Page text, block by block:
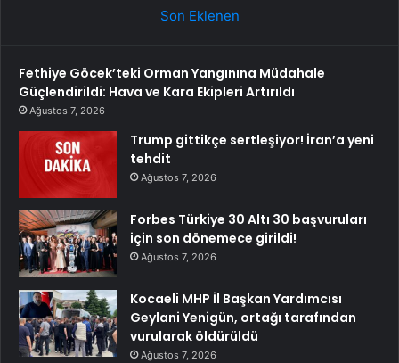
Son Eklenen
Fethiye Göcek’teki Orman Yangınına Müdahale
Güçlendirildi: Hava ve Kara Ekipleri Artırıldı
Ağustos 7, 2026
Trump gittikçe sertleşiyor! İran’a yeni
tehdit
Ağustos 7, 2026
Forbes Türkiye 30 Altı 30 başvuruları
için son dönemece girildi!
Ağustos 7, 2026
Kocaeli MHP İl Başkan Yardımcısı
Geylani Yenigün, ortağı tarafından
vurularak öldürüldü
Ağustos 7, 2026